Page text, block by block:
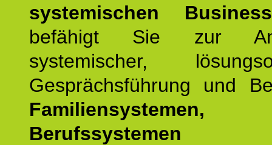
systemischen
befähigt Sie zur
systemischer,
Gesprächsführung und
Familiensystemen,